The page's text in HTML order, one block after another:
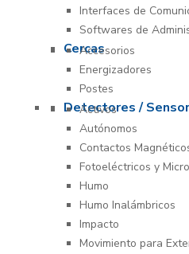
Interfaces de
Softwares de
Cercas
Accesorios
Energizadores
Postes
Detectores /
Activos
Autónomos
Contactos
Fotoeléctricos y
Humo
Humo Inalámbricos
Impacto
Movimiento para